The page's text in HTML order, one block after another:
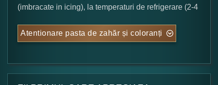
(imbracate in icing), la temperaturi de refrigerare (2-4
Atentionare pasta de zahăr și coloranți